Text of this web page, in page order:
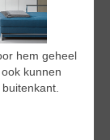
hem geheel
kunnen